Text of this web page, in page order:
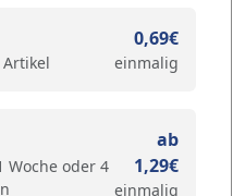
0,69€
einmalig
Woche oder 4
ab
1,29€
einmalig